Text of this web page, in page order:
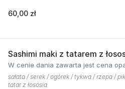
60,00 zł
Sashimi maki z tatarem z
W cenie dania zawarta jest cena
sałata / serek / ogórek / tykwa / rzepa /
tatar z łososia